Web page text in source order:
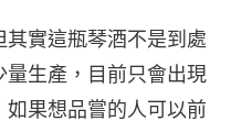
實這瓶琴酒不是到處
生產，目前只會出現
果想品嘗的人可以前